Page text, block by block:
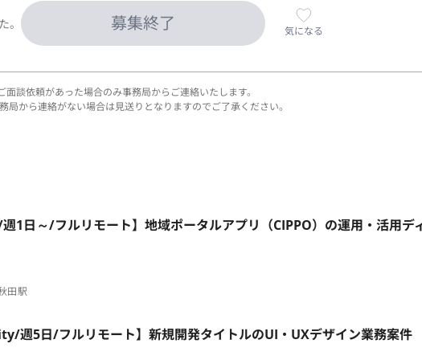
。 募集終了 気になる
面談依頼があった場合のみ事務局からご連絡いたします。
局から連絡がない場合は見送りとなりますのでご了承ください。
週1日～/フルリモート】地域ポータルアプリ（CIPPO）の運用・活用デ
田駅
週5日/フルリモート】新規開発タイトルのUI・UXデザイン業務案件